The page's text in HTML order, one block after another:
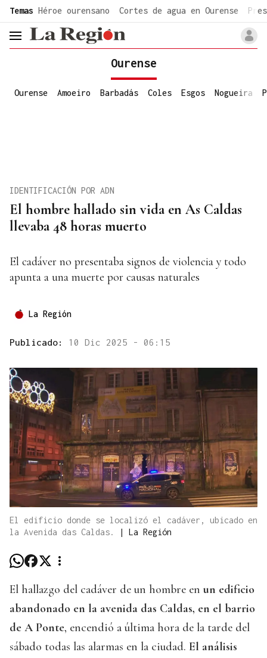
common.go-to-content
Temas Héroe ourensano Cortes de agua en Ourense
header.menu.open
Ourense
Ourense Amoeiro Barbadás Coles Esgos Nogueira
El hombre hallado sin vida en As Caldas
llevaba 48 horas muerto
IDENTIFICACIÓN POR ADN
El cadáver no presentaba signos de violencia y todo
apunta a una muerte por causas naturales
La Región
Publicado: 10 Dic 2025 - 06:15
El edificio donde se localizó el cadáver, ubicado en
la Avenida das Caldas.
| La Región
El hallazgo del cadáver de un hombre en un edificio
abandonado en la avenida das Caldas, en el barrio
de A Ponte, encendió a última hora de la tarde del
sábado todas las alarmas en la ciudad. El análisis